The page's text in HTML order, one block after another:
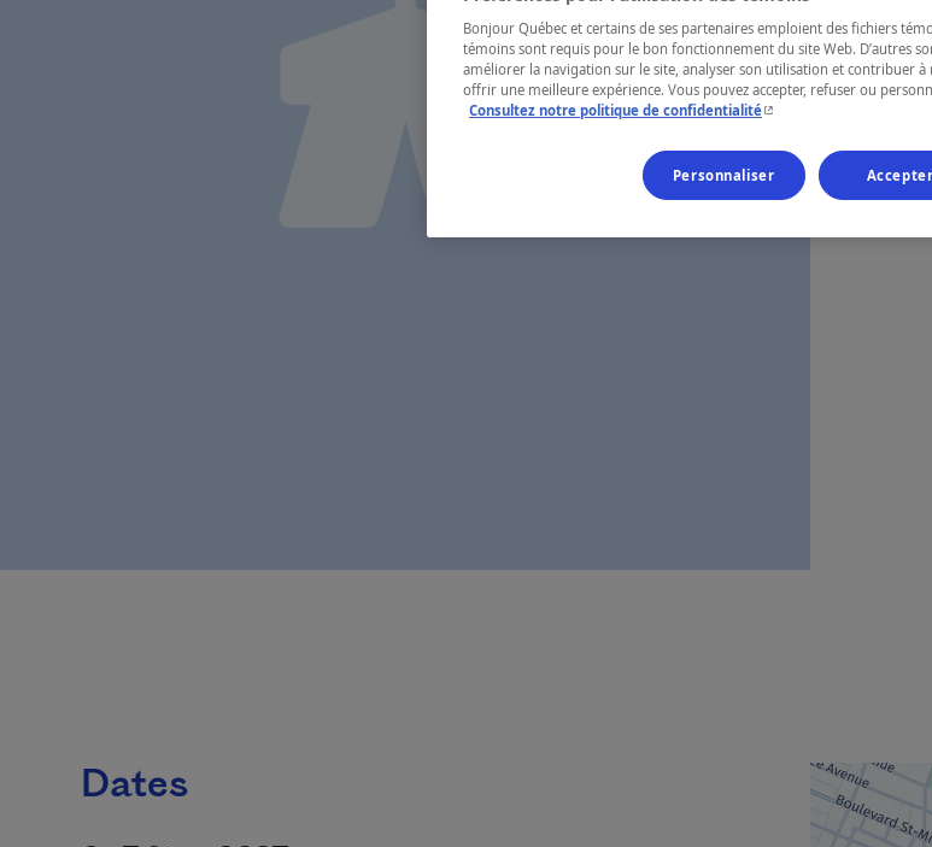
Dates
Bonjour Québec et certains de ses partenaires emploient des fichiers
témoins sont requis pour le bon fonctionnement du site Web. D’autres
améliorer la navigation sur le site, analyser son utilisation et contribuer
offrir une meilleure expérience. Vous pouvez accepter, refuser ou
Consultez notre politique de confidentialité- Cet hyperlien s'ouvrira
Personnaliser Accepter